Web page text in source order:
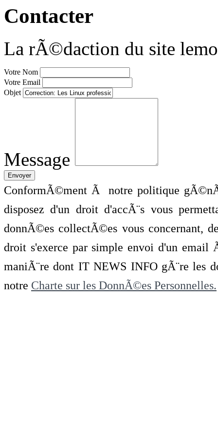
Contacter
La rÃ©daction du site
Votre Nom
Votre Email
Objet
Message
ConformÃ©ment Ã notre politique
disposez d'un droit d'accÃ¨s vous
donnÃ©es collectÃ©es vous concernant,
droit s'exerce par simple envoi d'un
maniÃ¨re dont IT NEWS INFO gÃ¨re les
notre Charte sur les DonnÃ©es Personnelles.